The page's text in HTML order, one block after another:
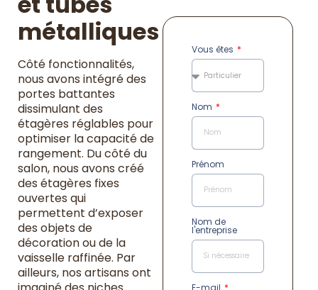
métalliques
Côté fonctionnalités,
nous avons intégré des
portes battantes
dissimulant des
étagères réglables pour
optimiser la capacité de
rangement. Du côté du
salon, nous avons créé
des étagères fixes
ouvertes qui
permettent d’exposer
des objets de
décoration ou de la
vaisselle raffinée. Par
ailleurs, nos artisans ont
Vous êtes
Nom
Prénom
Nom de
l'entreprise
E-mail